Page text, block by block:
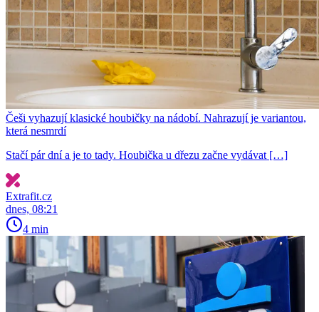
Češi vyhazují klasické houbičky na nádobí. Nahrazují je variantou,
která nesmrdí
Stačí pár dní a je to tady. Houbička u dřezu začne vydávat […]
Extrafit.cz
dnes, 08:21
4 min